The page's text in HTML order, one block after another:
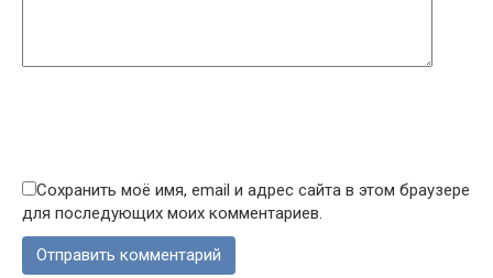
Сохранить моё имя, email и адрес сайта в этом браузере
для последующих моих комментариев.